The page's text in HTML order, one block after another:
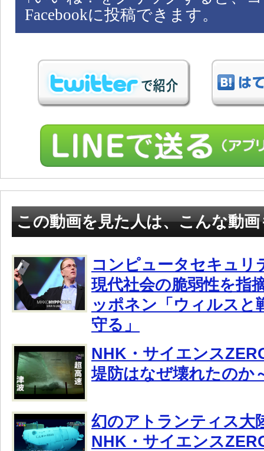
Facebookに投稿できます。
この動画を見た人は、こんな動
コンピュータセキュリ
現代社会の脆弱性を指
ッポネン「ウィルスと
守る」
NHK・サイエンス
堤防はなぜ壊れたのか
幻のアトランティス大
NHK・サイエンス